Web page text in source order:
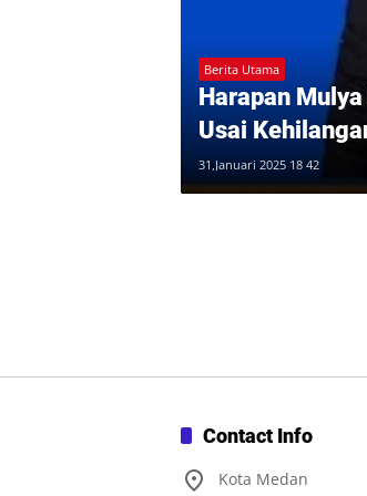
Berita Utama
Harapan
Usai
31,Januari 2025 18 42
Contact Info
Kota Medan